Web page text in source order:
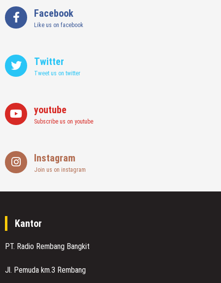
Facebook
Like us on facebook
Twitter
Tweet us on twitter
youtube
Subscribe us on youtube
Instagram
Join us on instagram
Kantor
PT. Radio Rembang Bangkit
Jl. Pemuda km.3 Rembang